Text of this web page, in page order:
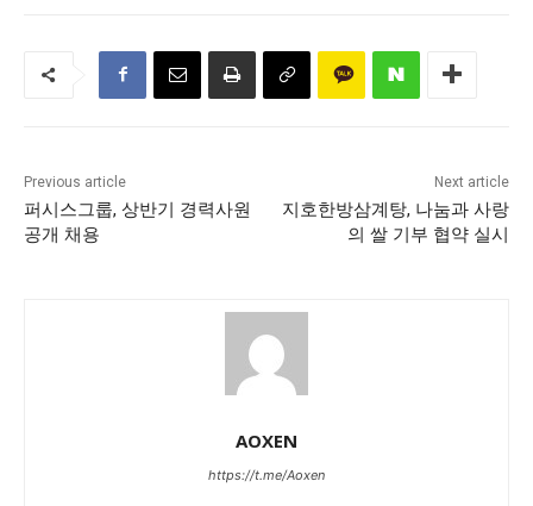
Previous article
퍼시스그룹, 상반기 경력사원
공개 채용
Next article
지호한방삼계탕, 나눔과 사랑
의 쌀 기부 협약 실시
AOXEN
https://t.me/Aoxen